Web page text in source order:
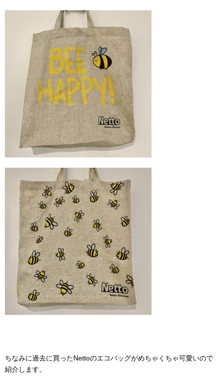
ちなみに過去に買ったNettoのエコバッグがめちゃくちゃ可愛いので
紹介します。